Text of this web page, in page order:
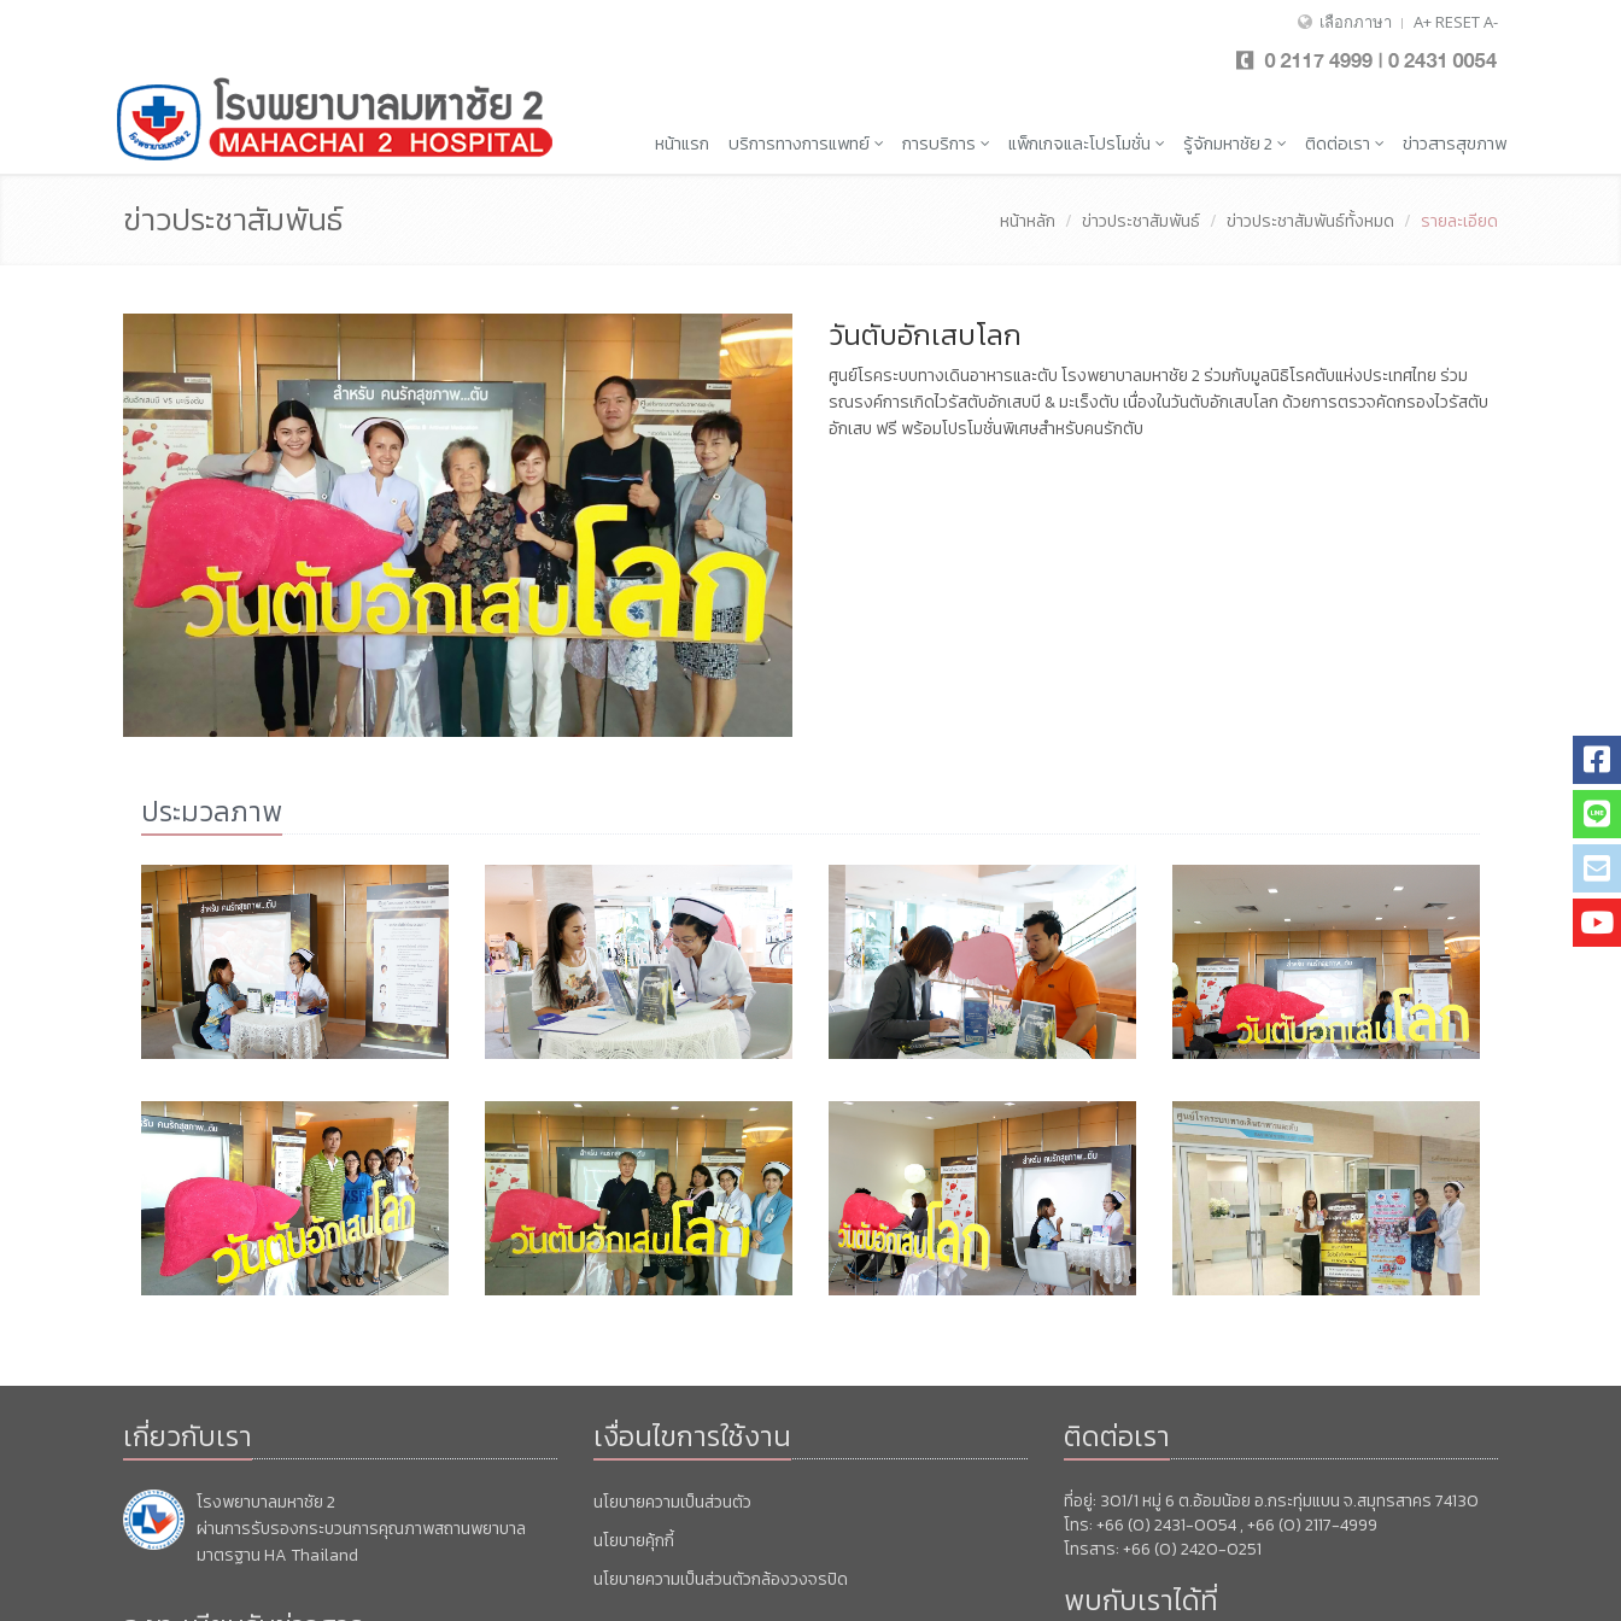
เลือกภาษา A+ RESETA-
หน้าแรก บริการทางการแพทย์ การบริการ แพ็กเกจและโปรโมชั่น รู้จักมหาชัย 2 ติดต่อเรา ข่าวสารสุขภาพ
ข่าวประชาสัมพันธ์ หน้าหลัก ข่าวประชาสัมพันธ์ ข่าวประชาสัมพันธ์ทั้งหมด รายละเอียด
วันตับอักเสบโลก
ศูนย์โรคระบบทางเดินอาหารและตับ โรงพยาบาลมหาชัย 2 ร่วมกับมูลนิธิโรคตับแห่งประเทศไทย ร่วม
รณรงค์การเกิดไวรัสตับอักเสบบี & มะเร็งตับ เนื่องในวันตับอักเสบโลก ด้วยการตรวจคัดกรองไวรัสตับ
อักเสบ ฟรี พร้อมโปรโมชั่นพิเศษสำหรับคนรักตับ
ประมวลภาพ
เกี่ยวกับเรา
โรงพยาบาลมหาชัย 2
ผ่านการรับรองกระบวนการคุณภาพสถานพยาบาล
มาตรฐาน HA Thailand
เงื่อนไขการใช้งาน
นโยบายความเป็นส่วนตัว
นโยบายคุ้กกี้
นโยบายความเป็นส่วนตัวกล้องวงจรปิด
ติดต่อเรา
ที่อยู่: 301/1 หมู่ 6 ต.อ้อมน้อย อ.กระทุ่มแบน จ.สมุทรสาคร 74130
โทร: +66 (0) 2431-0054 , +66 (0) 2117-4999
โทรสาร: +66 (0) 2420-0251
พบกับเราได้ที่